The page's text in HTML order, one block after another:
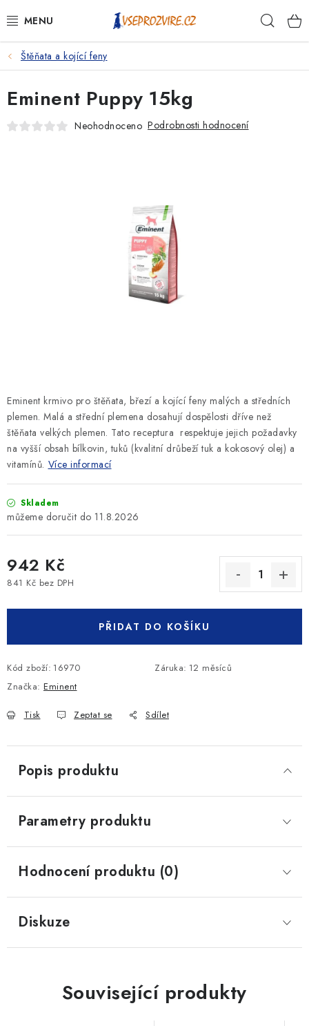
na
PSI
KOČKY
KONĚ
KRÁLÍCI/HLODAVCI/PTÁCI
Podmínky ochrany osobních údajů
Štěňata a kojící feny
Eminent krmivo pro štěňata, březí a kojící feny malých a středních
plemen. Malá a střední plemena dosahují dospělosti dříve než
štěňata velkých plemen. Tato receptura respektuje jejich požadavky
na vyšší obsah bílkovin, tuků (kvalitní drůbeží tuk a kokosový olej) a
vitamínů. Více informací
Skladem
11.8.2026
942 Kč
841 Kč bez DPH
PŘIDAT DO KOŠÍKU
Kód zboží: 16970 Záruka: 12 měsíců
Značka: Eminent
Tisk Zeptat se Sdílet
Eminent Puppy 15kg
Neohodnoceno Podrobnosti hodnocení
Popis produktu
Parametry produktu
Hodnocení produktu (0)
Diskuze
Související produkty